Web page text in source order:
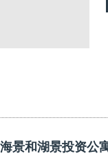
景和湖景投资公